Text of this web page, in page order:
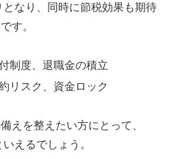
となり、同時に節税効果も期待
す。
制度、退職金の積立
リスク、資金ロック
えを整えたい方にとって、
えるでしょう。